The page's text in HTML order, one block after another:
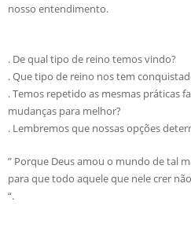
nosso entendimento.
. De qual tipo de reino temos vindo?
. Que tipo de reino nos tem
. Temos repetido as mesmas práticas
mudanças para melhor?
. Lembremos que nossas opções
” Porque Deus amou o mundo de tal
para que todo aquele que nele crer
“.